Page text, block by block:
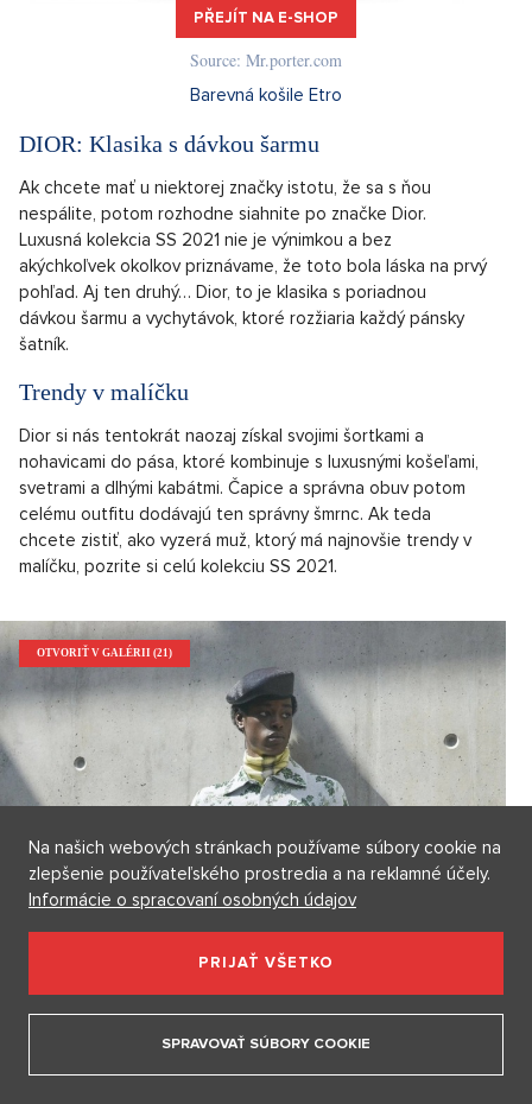
PŘEJÍT NA E-SHOP
Source: Mr.porter.com
Barevná košile Etro
DIOR: Klasika s dávkou šarmu
Ak chcete mať u niektorej značky istotu, že sa s ňou
nespálite, potom rozhodne siahnite po značke Dior.
Luxusná kolekcia SS 2021 nie je výnimkou a bez
akýchkoľvek okolkov priznávame, že toto bola láska na prvý
pohľad. Aj ten druhý… Dior, to je klasika s poriadnou
dávkou šarmu a vychytávok, ktoré rozžiaria každý pánsky
šatník.
Trendy v malíčku
Dior si nás tentokrát naozaj získal svojimi šortkami a
nohavicami do pása, ktoré kombinuje s luxusnými košeľami,
svetrami a dlhými kabátmi. Čapice a správna obuv potom
celému outfitu dodávajú ten správny šmrnc. Ak teda
chcete zistiť, ako vyzerá muž, ktorý má najnovšie trendy v
malíčku, pozrite si celú kolekciu SS 2021.
OTVORIŤ V GALÉRII (21)
Na našich webových stránkach používame súbory cookie na
zlepšenie používateľského prostredia a na reklamné účely.
Informácie o spracovaní osobných údajov
PRIJAŤ VŠETKO
SPRAVOVAŤ SÚBORY COOKIE